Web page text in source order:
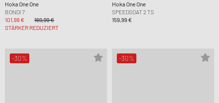
Hoka One One
BONDI 7
101,99 €
169,99 €
STÄRKER REDUZIERT
Hoka One One
SPEEDGOAT 2 TS
159,99 €
-30% -30%